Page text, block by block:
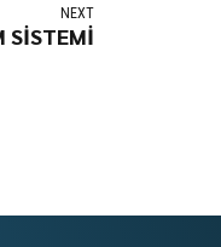
NEXT
SİSTEMİ